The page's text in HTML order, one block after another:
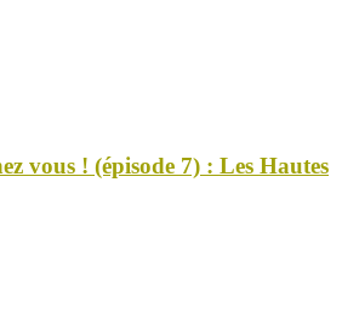
vous ! (épisode 7) : Les Hautes